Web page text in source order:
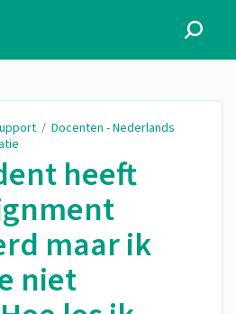
/ Docenten - Nederlands
heeft
maar ik
niet